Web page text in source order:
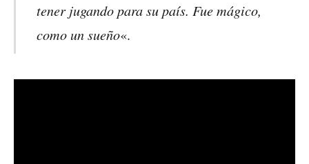
tener jugando para su país. Fue mágico,
como un sueño«.